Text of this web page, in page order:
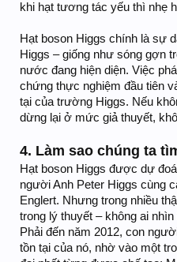
khi hạt tương tác yếu thì nhẹ
Hạt boson Higgs chính là sự
Higgs – giống như sóng gợn
nước đang hiện diện. Việc
chứng thực nghiệm đầu tiên
tại của trường Higgs. Nếu
dừng lại ở mức giả thuyết,
4. Làm sao chúng ta
Hạt boson Higgs được dự
người Anh Peter Higgs cùng
Englert. Nhưng trong nhiều
trong lý thuyết – không ai
Phải đến năm 2012, con
tồn tại của nó, nhờ vào một